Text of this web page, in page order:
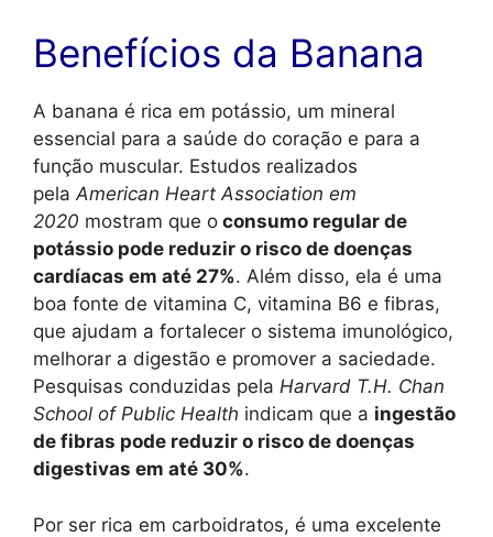
Benefícios da Banana
A banana é rica em potássio, um mineral
essencial para a saúde do coração e para a
função muscular. Estudos realizados
pelaAmerican Heart Association em
2020 mostram que o consumo regular de
potássio pode reduzir o risco de doenças
cardíacas em até 27%. Além disso, ela é uma
boa fonte de vitamina C, vitamina B6 e fibras,
que ajudam a fortalecer o sistema imunológico,
melhorar a digestão e promover a saciedade.
Pesquisas conduzidas pela Harvard T.H. Chan
School of Public Health indicam que a ingestão
de fibras pode reduzir o risco de doenças
digestivas em até 30%.
Por ser rica em carboidratos, é uma excelente